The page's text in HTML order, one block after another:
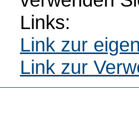
Links:
Link zur
Link zur